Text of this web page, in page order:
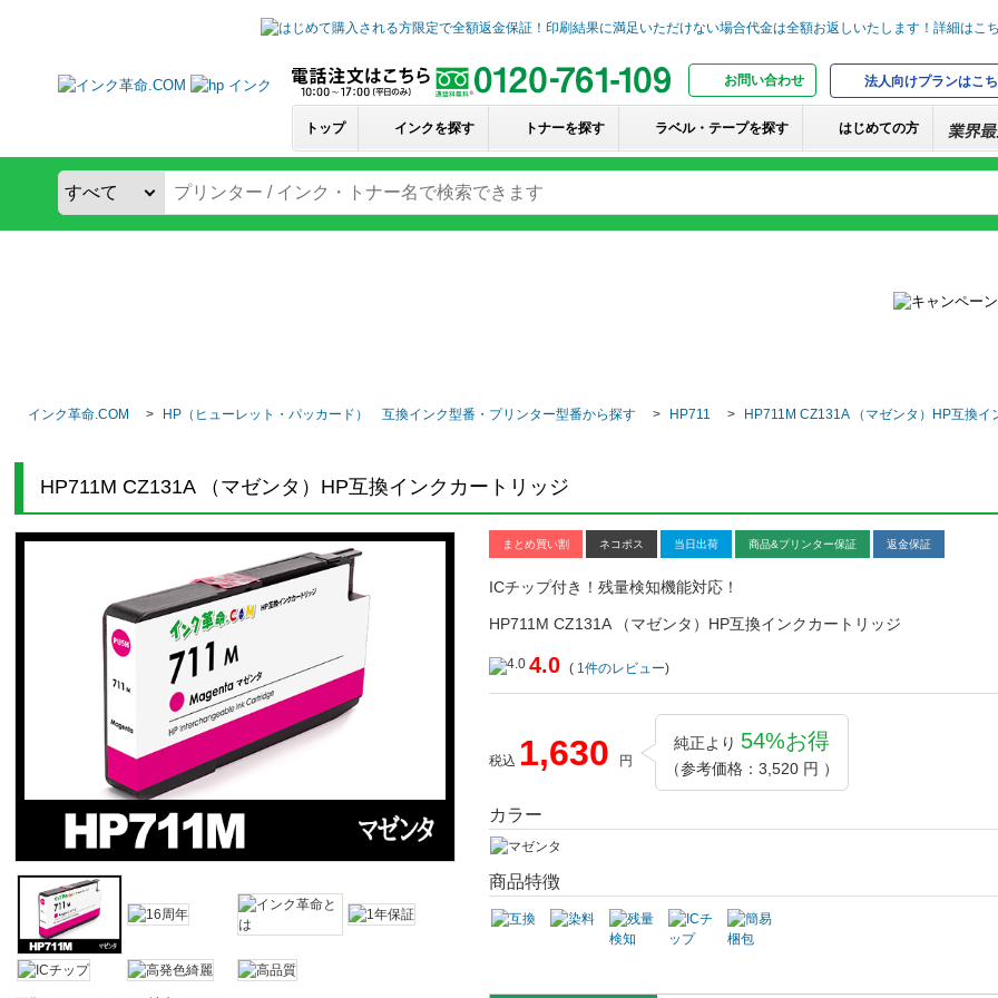
お問い合わせ 法人向けプランはこ
トップ インクを探す トナーを探す ラベル・テープを探す はじめての方
インク革命.COM HP（ヒューレット・パッカード） 互換インク型番・プリンター型番から探す HP711 HP711M CZ131A （マゼンタ）HP互換イ
HP711M CZ131A （マゼンタ）HP互換インクカートリッジ
まとめ買い割 ネコポス 当日出荷 商品&プリンター保証 返金保証
ICチップ付き！残量検知機能対応！
HP711M CZ131A （マゼンタ）HP互換インクカートリッジ
4.0 ( 1件のレビュー)
税込 1,630 円
純正より 54%お得
（参考価格：3,520 円 ）
カラー
商品特徴